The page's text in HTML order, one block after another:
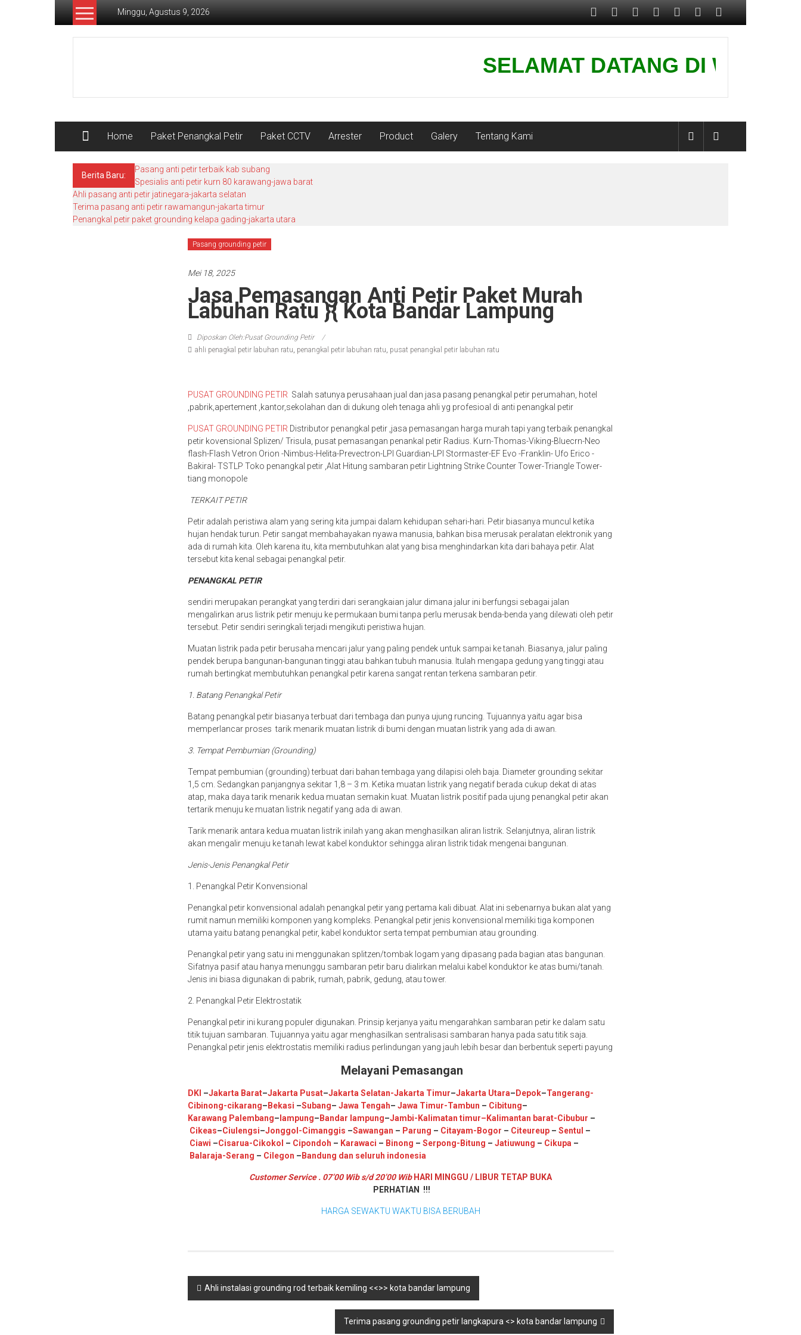
Lompat
Minggu, Agustus 9, 2026
Petir
SELAMAT DATANG DI
Home Paket Penangkal Petir Paket CCTV Arrester Product Galery Tentang Kami
Berita Baru:
Pasang anti petir terbaik kab subang
Spesialis anti petir kurn 80 karawang-jawa barat
Ahli pasang anti petir jatinegara-jakarta selatan
Terima pasang anti petir rawamangun-jakarta timur
Penangkal petir paket grounding kelapa gading-jakarta utara
Pasang grounding petir
Mei 18, 2025
Jasa Pemasangan Anti Petir Paket Murah
Labuhan Ratu }{ Kota Bandar Lampung
Diposkan Oleh:Pusat Grounding Petir
ahli penagkal petir labuhan ratu, penangkal petir labuhan ratu, pusat penangkal petir labuhan ratu
PUSAT GROUNDING PETIR Salah satunya perusahaan jual dan jasa pasang penangkal petir perumahan, hotel
,pabrik,apertement ,kantor,sekolahan dan di dukung oleh tenaga ahli yg profesioal di anti penangkal petir
PUSAT GROUNDING PETIR Distributor penangkal petir ,jasa pemasangan harga murah tapi yang terbaik penangkal
petir kovensional Splizen/ Trisula, pusat pemasangan penankal petir Radius. Kurn-Thomas-Viking-Bluecrn-Neo
flash-Flash Vetron Orion -Nimbus-Helita-Prevectron-LPI Guardian-LPI Stormaster-EF Evo -Franklin- Ufo Erico -
Bakiral- TSTLP Toko penangkal petir ,Alat Hitung sambaran petir Lightning Strike Counter Tower-Triangle Tower-
tiang monopole
TERKAIT PETIR
Petir adalah peristiwa alam yang sering kita jumpai dalam kehidupan sehari-hari. Petir biasanya muncul ketika
hujan hendak turun. Petir sangat membahayakan nyawa manusia, bahkan bisa merusak peralatan elektronik yang
ada di rumah kita. Oleh karena itu, kita membutuhkan alat yang bisa menghindarkan kita dari bahaya petir. Alat
tersebut kita kenal sebagai penangkal petir.
PENANGKAL PETIR
sendiri merupakan perangkat yang terdiri dari serangkaian jalur dimana jalur ini berfungsi sebagai jalan
mengalirkan arus listrik petir menuju ke permukaan bumi tanpa perlu merusak benda-benda yang dilewati oleh petir
tersebut. Petir sendiri seringkali terjadi mengikuti peristiwa hujan.
Muatan listrik pada petir berusaha mencari jalur yang paling pendek untuk sampai ke tanah. Biasanya, jalur paling
pendek berupa bangunan-bangunan tinggi atau bahkan tubuh manusia. Itulah mengapa gedung yang tinggi atau
rumah bertingkat membutuhkan penangkal petir karena sangat rentan terkena sambaran petir.
1. Batang Penangkal Petir
Batang penangkal petir biasanya terbuat dari tembaga dan punya ujung runcing. Tujuannya yaitu agar bisa
memperlancar proses tarik menarik muatan listrik di bumi dengan muatan listrik yang ada di awan.
3. Tempat Pembumian (Grounding)
Tempat pembumian (grounding) terbuat dari bahan tembaga yang dilapisi oleh baja. Diameter grounding sekitar
1,5 cm. Sedangkan panjangnya sekitar 1,8 – 3 m. Ketika muatan listrik yang negatif berada cukup dekat di atas
atap, maka daya tarik menarik kedua muatan semakin kuat. Muatan listrik positif pada ujung penangkal petir akan
tertarik menuju ke muatan listrik negatif yang ada di awan.
Tarik menarik antara kedua muatan listrik inilah yang akan menghasilkan aliran listrik. Selanjutnya, aliran listrik
akan mengalir menuju ke tanah lewat kabel konduktor sehingga aliran listrik tidak mengenai bangunan.
Jenis-Jenis Penangkal Petir
1. Penangkal Petir Konvensional
Penangkal petir konvensional adalah penangkal petir yang pertama kali dibuat. Alat ini sebenarnya bukan alat yang
rumit namun memiliki komponen yang kompleks. Penangkal petir jenis konvensional memiliki tiga komponen
utama yaitu batang penangkal petir, kabel konduktor serta tempat pembumian atau grounding.
Penangkal petir yang satu ini menggunakan splitzen/tombak logam yang dipasang pada bagian atas bangunan.
Sifatnya pasif atau hanya menunggu sambaran petir baru dialirkan melalui kabel konduktor ke atas bumi/tanah.
Jenis ini biasa digunakan di pabrik, rumah, pabrik, gedung, atau tower.
2. Penangkal Petir Elektrostatik
Penangkal petir ini kurang populer digunakan. Prinsip kerjanya yaitu mengarahkan sambaran petir ke dalam satu
titik tujuan sambaran. Tujuannya yaitu agar menghasilkan sentralisasi sambaran hanya pada satu titik saja.
Penangkal petir jenis elektrostatis memiliki radius perlindungan yang jauh lebih besar dan berbentuk seperti payung
Melayani Pemasangan
DKI –Jakarta Barat–Jakarta Pusat–Jakarta Selatan-Jakarta Timur–Jakarta Utara– Depok–Tangerang-
Cibinong-cikarang– Bekasi –Subang– Jawa Tengah– Jawa Timur-Tambun – Cibitung–
Karawang Palembang– lampung– Bandar lampung–Jambi-Kalimatan timur– Kalimantan barat-Cibubur –
Cikeas–Ciulengsi–Jonggol -Cimanggis –Sawangan – Parung – Citayam-Bogor – Citeureup – Sentul –
Ciawi –Cisarua-Cikokol – Cipondoh – Karawaci – Binong – Serpong-Bitung – Jatiuwung – Cikupa –
Balaraja-Serang – Cilegon – Bandung dan seluruh indonesia
Customer Service . 07’00 Wib s/d 20’00 WibHARI MINGGU / LIBUR TETAP BUKA
PERHATIAN !!!
HARGA SEWAKTU WAKTU BISA BERUBAH
Navigasi
pos
Ahli instalasi grounding rod terbaik kemiling <<>> kota bandar lampung
Terima pasang grounding petir langkapura <> kota bandar lampung